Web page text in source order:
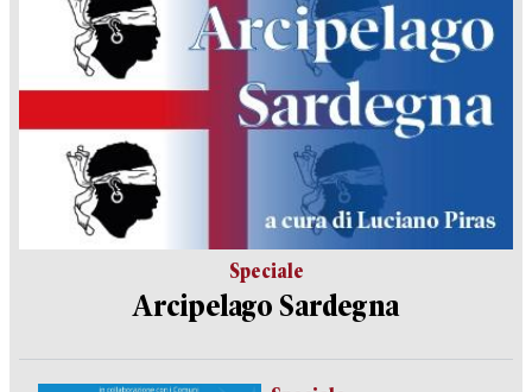
Speciale
Arcipelago Sardegna